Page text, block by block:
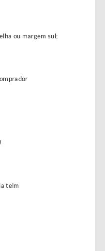
ou margem sul;
telm